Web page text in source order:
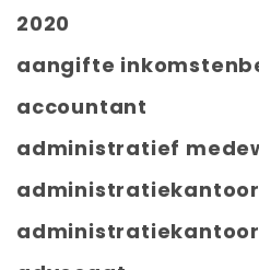
2020
aangifte
accountant
administratief
administratiekantoor